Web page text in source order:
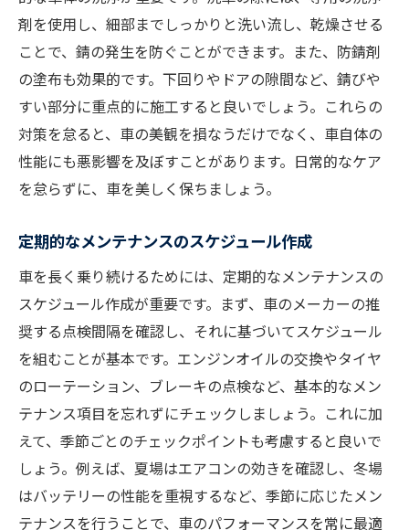
剤を使用し、細部までしっかりと洗い流し、乾燥させる
ことで、錆の発生を防ぐことができます。また、防錆剤
の塗布も効果的です。下回りやドアの隙間など、錆びや
すい部分に重点的に施工すると良いでしょう。これらの
対策を怠ると、車の美観を損なうだけでなく、車自体の
性能にも悪影響を及ぼすことがあります。日常的なケア
を怠らずに、車を美しく保ちましょう。
定期的なメンテナンスのスケジュール作成
車を長く乗り続けるためには、定期的なメンテナンスの
スケジュール作成が重要です。まず、車のメーカーの推
奨する点検間隔を確認し、それに基づいてスケジュール
を組むことが基本です。エンジンオイルの交換やタイヤ
のローテーション、ブレーキの点検など、基本的なメン
テナンス項目を忘れずにチェックしましょう。これに加
えて、季節ごとのチェックポイントも考慮すると良いで
しょう。例えば、夏場はエアコンの効きを確認し、冬場
はバッテリーの性能を重視するなど、季節に応じたメン
テナンスを行うことで、車のパフォーマンスを常に最適